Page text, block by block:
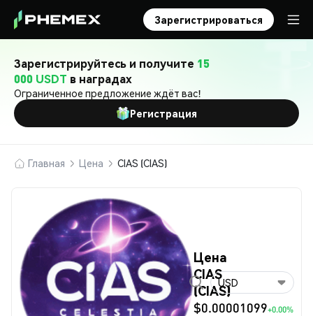
Зарегистрироваться
Зарегистрируйтесь и получите 15
000 USDT в наградах
Ограниченное предложение ждёт вас!
Регистрация
Главная Цена CIAS (CIAS)
Цена
CIAS
(CIAS)
$0.00001099+0.00%
USD